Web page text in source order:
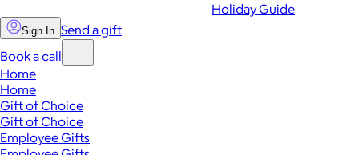
Holiday Guide
Sign In Send a gift
Book a call
Home
Home
Gift of Choice
Gift of Choice
Employee Gifts